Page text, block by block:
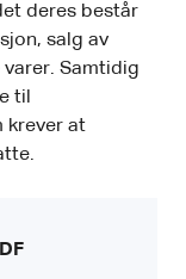
deres består
salg av
Samtidig
til
krever at